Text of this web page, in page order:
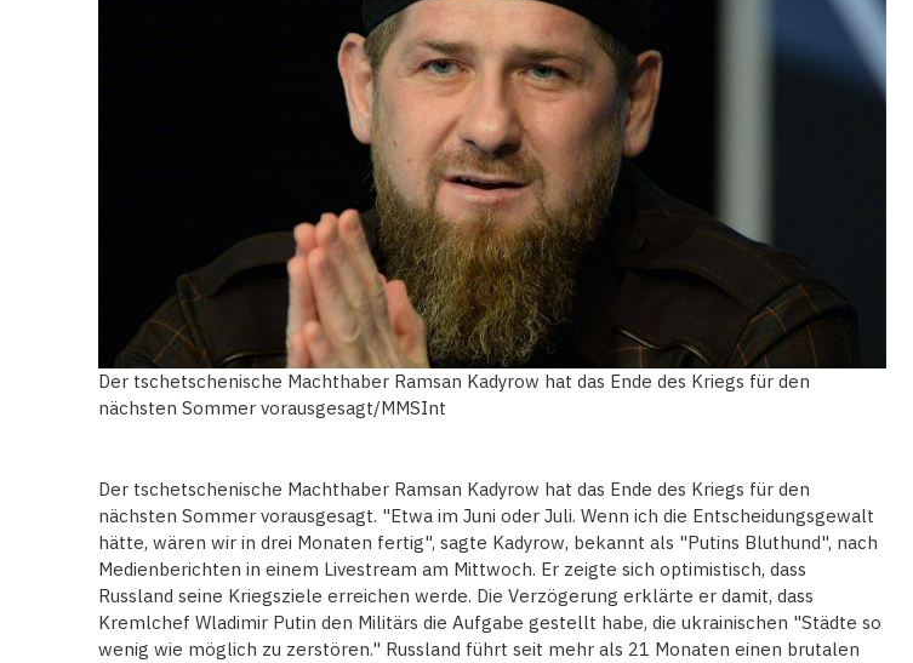
Der tschetschenische Machthaber Ramsan Kadyrow hat das Ende des Kriegs für den
nächsten Sommer vorausgesagt/MMSInt
Der tschetschenische Machthaber Ramsan Kadyrow hat das Ende des Kriegs für den
nächsten Sommer vorausgesagt. "Etwa im Juni oder Juli. Wenn ich die Entscheidungsgewalt
hätte, wären wir in drei Monaten fertig", sagte Kadyrow, bekannt als "Putins Bluthund", nach
Medienberichten in einem Livestream am Mittwoch. Er zeigte sich optimistisch, dass
Russland seine Kriegsziele erreichen werde. Die Verzögerung erklärte er damit, dass
Kremlchef Wladimir Putin den Militärs die Aufgabe gestellt habe, die ukrainischen "Städte so
wenig wie möglich zu zerstören." Russland führt seit mehr als 21 Monaten einen brutalen